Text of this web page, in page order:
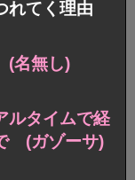
れてく理由
(名無し)
ルタイムで経
(ガゾーサ)